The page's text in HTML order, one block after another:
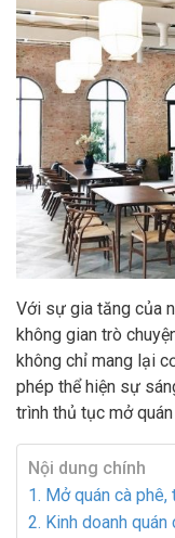
Với sự gia tăng của
không gian trò
không chỉ mang lại
phép thể hiện sự
trình thủ tục mở
Nội dung chính
1. Mở quán cà
2. Kinh doanh